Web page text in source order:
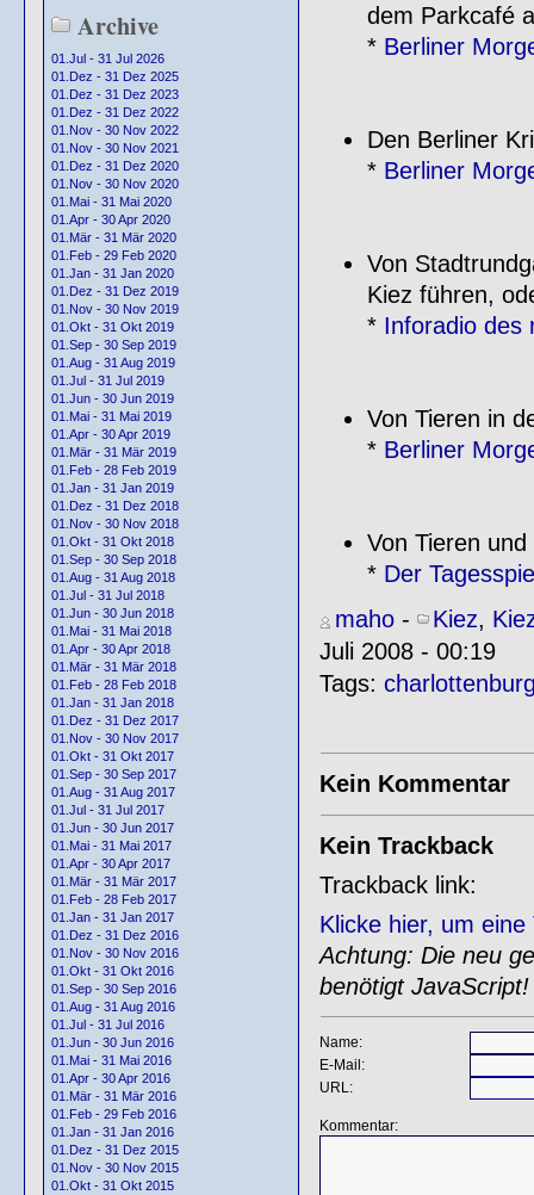
Archive
01.Jul - 31 Jul 2026
01.Dez - 31 Dez 2025
01.Dez - 31 Dez 2023
01.Dez - 31 Dez 2022
01.Nov - 30 Nov 2022
01.Nov - 30 Nov 2021
01.Dez - 31 Dez 2020
01.Nov - 30 Nov 2020
01.Mai - 31 Mai 2020
01.Apr - 30 Apr 2020
01.Mär - 31 Mär 2020
01.Feb - 29 Feb 2020
01.Jan - 31 Jan 2020
01.Dez - 31 Dez 2019
01.Nov - 30 Nov 2019
01.Okt - 31 Okt 2019
01.Sep - 30 Sep 2019
01.Aug - 31 Aug 2019
01.Jul - 31 Jul 2019
01.Jun - 30 Jun 2019
01.Mai - 31 Mai 2019
01.Apr - 30 Apr 2019
01.Mär - 31 Mär 2019
01.Feb - 28 Feb 2019
01.Jan - 31 Jan 2019
01.Dez - 31 Dez 2018
01.Nov - 30 Nov 2018
01.Okt - 31 Okt 2018
01.Sep - 30 Sep 2018
01.Aug - 31 Aug 2018
01.Jul - 31 Jul 2018
01.Jun - 30 Jun 2018
01.Mai - 31 Mai 2018
01.Apr - 30 Apr 2018
01.Mär - 31 Mär 2018
01.Feb - 28 Feb 2018
01.Jan - 31 Jan 2018
01.Dez - 31 Dez 2017
01.Nov - 30 Nov 2017
01.Okt - 31 Okt 2017
01.Sep - 30 Sep 2017
01.Aug - 31 Aug 2017
01.Jul - 31 Jul 2017
01.Jun - 30 Jun 2017
01.Mai - 31 Mai 2017
01.Apr - 30 Apr 2017
01.Mär - 31 Mär 2017
01.Feb - 28 Feb 2017
01.Jan - 31 Jan 2017
01.Dez - 31 Dez 2016
01.Nov - 30 Nov 2016
01.Okt - 31 Okt 2016
01.Sep - 30 Sep 2016
01.Aug - 31 Aug 2016
01.Jul - 31 Jul 2016
01.Jun - 30 Jun 2016
01.Mai - 31 Mai 2016
01.Apr - 30 Apr 2016
01.Mär - 31 Mär 2016
01.Feb - 29 Feb 2016
01.Jan - 31 Jan 2016
01.Dez - 31 Dez 2015
01.Nov - 30 Nov 2015
01.Okt - 31 Okt 2015
dem Parkcafé
* Berliner
Den Berliner
* Berliner
Von
Kiez führen,
* Inforadio des
Von Tieren in
* Berliner
Von Tieren
* Der
maho- Kiez,
Juli 2008 - 00:19
Tags:
Kein Kommentar
Kein Trackback
Trackback link:
Klicke hier, um
Achtung: Die neu
benötigt JavaScript!
Name:
E-Mail:
URL:
Kommentar: